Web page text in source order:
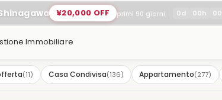
¥20,000 OFF primi 90 giorni 0d 00h 00
Immobiliare
(11) Casa Condivisa(136) Appartamento(277)